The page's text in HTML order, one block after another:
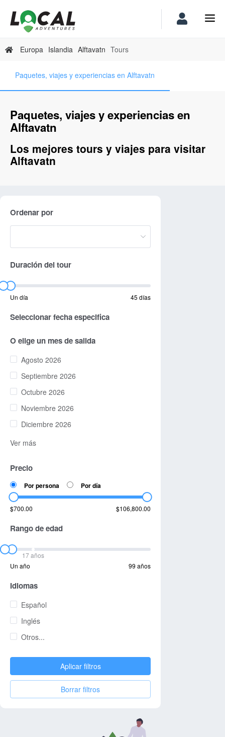
Europa Islandia Alftavatn Tours
Paquetes, viajes y experiencias en Alftavatn
Paquetes, viajes y experiencias en
Alftavatn
Los mejores tours y viajes para visitar
Alftavatn
Ordenar por
Duración del tour
Un día 45 días
Seleccionar fecha especifica
O elige un mes de salida
Agosto 2026
Septiembre 2026
Octubre 2026
Noviembre 2026
Diciembre 2026
Ver más
Precio
Por persona Por día
$700.00 $106,800.00
Rango de edad
17 años
Un año
99 años
Idiomas
Español
Inglés
Otros...
Aplicar filtros
Borrar filtros